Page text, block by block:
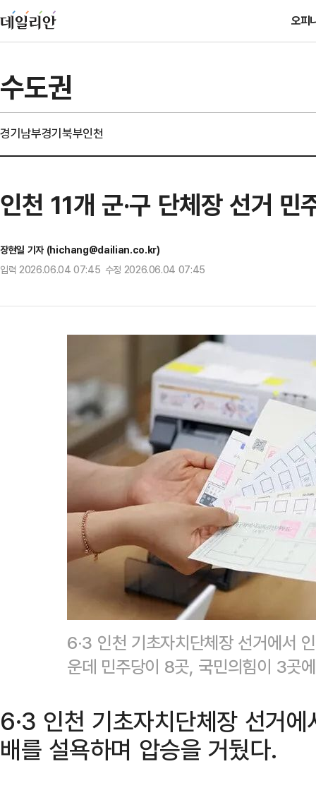
오피
수도권
경기남부경기북부인천
인천 11개 군·구 단체장 선거
장현일 기자 (hichang@dailian.co.kr)
입력 2026.06.04 07:45 수정 2026.06.04 07:45
6·3 인천 기초자치단체장 선거에서
운데 민주당이 8곳, 국민의힘이 3곳
6·3 인천 기초자치단체장 선거
배를 설욕하며 압승을 거뒀다.